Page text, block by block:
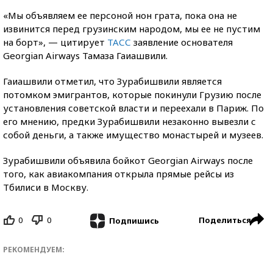
«Мы объявляем ее персоной нон грата, пока она не
извинится перед грузинским народом, мы ее не пустим
на борт», — цитирует ТАСС заявление основателя
Georgian Airways Тамаза Гаиашвили.
Гаиашвили отметил, что Зурабишвили является
потомком эмигрантов, которые покинули Грузию после
установления советской власти и переехали в Париж. По
его мнению, предки Зурабишвили незаконно вывезли с
собой деньги, а также имущество монастырей и музеев.
Зурабишвили объявила бойкот Georgian Airways после
того, как авиакомпания открыла прямые рейсы из
Тбилиси в Москву.
0 0 Подпишись Поделиться
РЕКОМЕНДУЕМ: